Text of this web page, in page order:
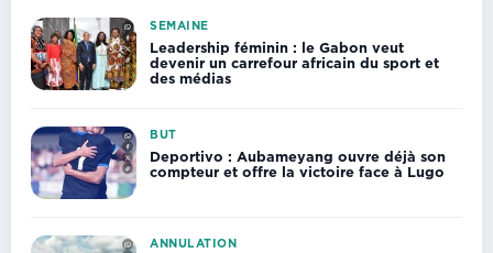
SEMAINE
Leadership féminin : le Gabon veut
devenir un carrefour africain du sport et
des médias
BUT
Deportivo : Aubameyang ouvre déjà son
compteur et offre la victoire face à Lugo
ANNULATION